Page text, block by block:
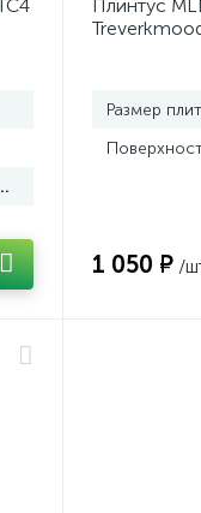
Плинтус
Размер
1 050 ₽ /